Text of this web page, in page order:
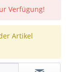
Verfügung!
Artikel